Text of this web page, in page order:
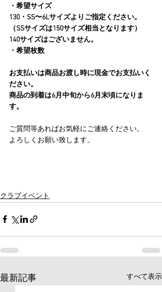
・希望サイズ
130・SS〜6Lサイズよりご指定ください。
（SSサイズは150サイズ相当となります）
140サイズはございません。
・希望枚数
お支払いは商品お渡し時に現金でお支払いく
ださい。
商品の到着は6月中旬から6月末頃になりま
す。
ご質問等あればお気軽にご連絡ください。
よろしくお願い致します。
クラブイベント
最新記事 すべて表示